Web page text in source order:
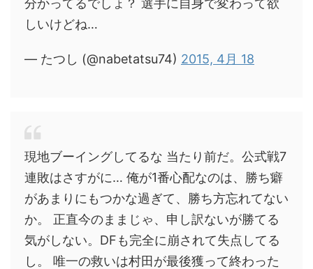
分かってるでしょ？ 選手に自身で変わって欲
しいけどね…
— たつし (@nabetatsu74) 2015, 4月 18
現地ブーイングしてるな 当たり前だ。公式戦7
連敗はさすがに… 俺が1番心配なのは、勝ち癖
があまりにもつかな過ぎて、勝ち方忘れてない
か。 正直今のままじゃ、申し訳ないが勝てる
気がしない。DFも完全に崩されて失点してる
し。 唯一の救いは村田が最後獲って終わった